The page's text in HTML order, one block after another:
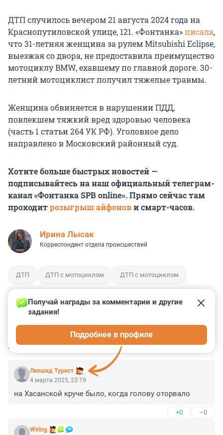
ДТП случилось вечером 21 августа 2024 года на
Краснопутиловской улице, 121. «Фонтанка»писала,
что 31-летняя женщина за рулем Mitsubishi Eclipse,
выезжая со двора, не предоставила преимущество
мотоциклу BMW, ехавшему по главной дороге. 30-
летний мотоциклист получил тяжелые травмы.
Женщина обвиняется в нарушении ПДД,
повлекшем тяжкий вред здоровью человека
(часть 1 статьи 264 УК РФ). Уголовное дело
направлено в Московский районный суд.
Хотите больше быстрых новостей —
подписывайтесь на наш официальный телеграм-
канал «Фонтанка SPB online». Прямо сейчас там
проходитрозыгрыш айфонови смарт-часов.
Ирина Лысак
Корреспондент отдела происшествий
ДТП ДТП с мотоциклом ДТП с мотоциклом
КОММЕНТАРИИ 26
Леошид Турист
Получай награды за комментарии и другие
задания!
Подробнее в профиле
4 марта 2025, 23:19
на Хасанской круче было, когда голову оторвало
+0 –0
Wiring